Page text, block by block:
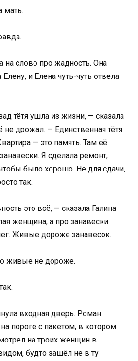
мать.
на слово про жадность. Она
и Елена чуть-чуть отвела
тётя ушла из жизни, — сказала
не дрожал. — Единственная тётя.
— это память. Там её
Я сделала ремонт,
чтобы было хорошо. Не для сдачи,
так.
это всё, — сказала Галина
женщина, а про занавески.
Живые дороже занавесок.
живые не дороже.
входная дверь. Роман
пороге с пакетом, в котором
на троих женщин в
будто зашёл не в ту